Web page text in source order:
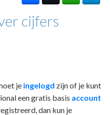
cijfers
je ingelogd zijn of je kunt
een gratis basis account
dan kun je